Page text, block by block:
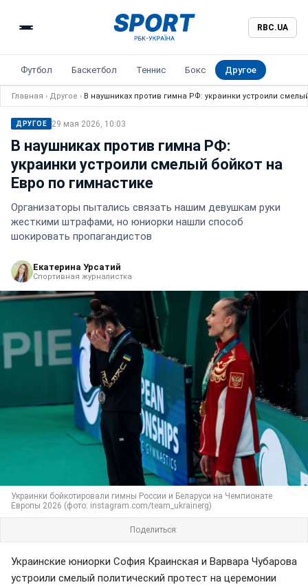
RBC.UA
Футбол Баскетбол Теннис Бокс Другое
Главная › Другое › В наушниках против гимна РФ: украинки устроили
ДРУГОЕ 29 мая 2026, 10:03
В наушниках против гимна РФ:
украинки устроили смелый бойкот на
Евро по гимнастике
Организаторы пытались связать нашим девушкам руки
жесткими штрафами, но юниорки нашли способ
шокировать пропагандистов
Екатерина Урсатий
Спортивная журналистка
Украинки бойкотировали гимны России и Беларуси на Чемпионате
Европы 2026 (фото: instagram.com/team_ukrainerg)
Поделиться:
Украинские юниорки София Краинская и Варвара Чубарова
устроили смелый политический протест на церемонии